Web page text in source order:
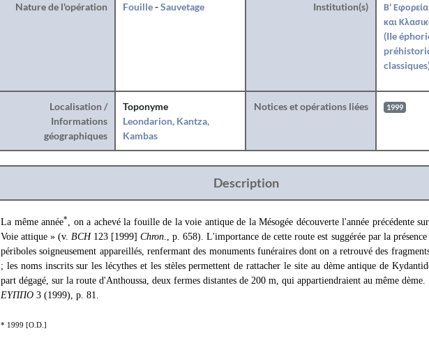
Nature de l'opération Fouille-Sauvetage Institution(s)
Β'
και
(IIe
Localisation /
Informations
géographiques
Toponyme
Leondarion, Kantza,
Kambas
Notices et opérations liées 1999
Description
La même année*, on a achevé la fouille de la voie antique de la Mésogée découverte l'année précédente
Voie attique » (v.BCH 123 [1999]Chron., p. 658). L'importance de cette route est suggérée par la présence
périboles soigneusement appareillés, renfermant des monuments funéraires dont on a retrouvé des
; les noms inscrits sur les lécythes et les stèles permettent de rattacher le site au dème antique de
part dégagé, sur la route d'Anthoussa, deux fermes distantes de 200 m, qui appartiendraient au même dème.
EYΠΠΟ 3 (1999), p. 81.
* 1999 [O.D.]